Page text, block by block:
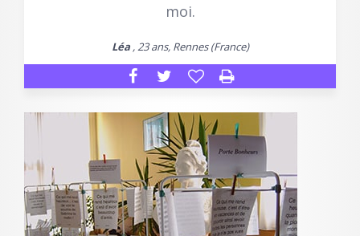
moi.
Léa, 23 ans, Rennes (France)